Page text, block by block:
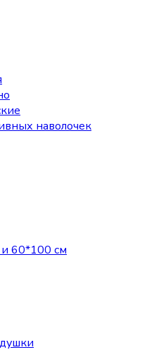
наволочек
60*100 см